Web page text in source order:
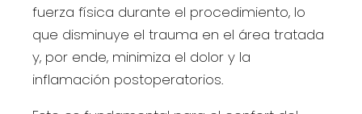
fuerza física durante el procedimiento, lo
que disminuye el trauma en el área tratada
y, por ende, minimiza el dolor y la
inflamación postoperatorios.